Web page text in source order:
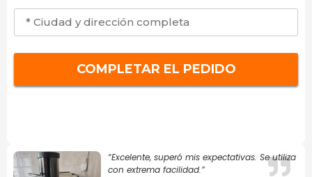
“Excelente, superó mis expectativas. Se utiliza
con extrema facilidad.”